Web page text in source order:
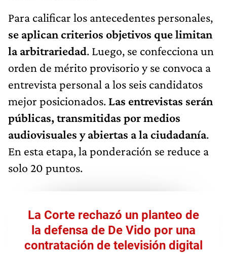
Para calificar los antecedentes personales,
se aplican criterios objetivos que limitan
la arbitrariedad. Luego, se confecciona un
orden de mérito provisorio y se convoca a
entrevista personal a los seis candidatos
mejor posicionados. Las entrevistas serán
públicas, transmitidas por medios
audiovisuales y abiertas a la ciudadanía.
En esta etapa, la ponderación se reduce a
solo 20 puntos.
La Corte rechazó un planteo de
la defensa de De Vido por una
contratación de televisión digital